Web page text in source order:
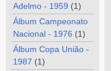
Adelmo - 1959 (1)
Álbum Campeonato
Nacional - 1976 (1)
Álbum Copa União -
1987 (1)